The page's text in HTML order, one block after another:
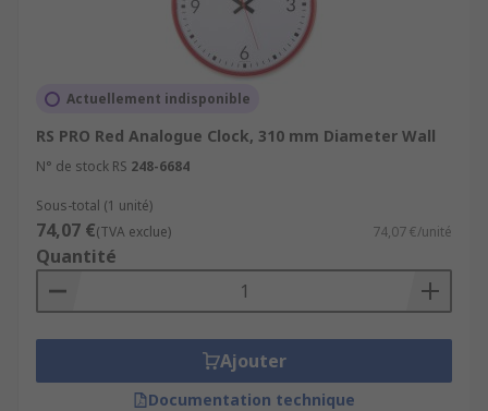
Actuellement indisponible
RS PRO Red Analogue Clock, 310 mm Diameter Wall
N° de stock RS 248-6684
Sous-total (1 unité)
74,07 €(TVA exclue) 74,07 €/unité
Quantité
Ajouter
Documentation technique